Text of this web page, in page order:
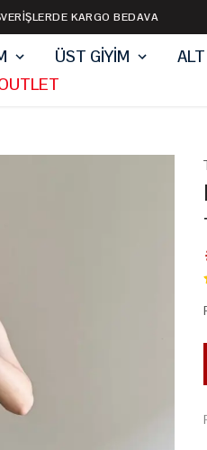
KARGO BEDAVA
ÜST GİYİM